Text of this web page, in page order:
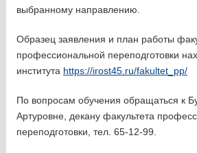
выбранному направлению.
Образец заявления и план работы
профессиональной переподготовки
института https://irost45.ru/fakultet_pp/
По вопросам обучения обращаться к
Артуровне, декану факультета
переподготовки, тел. 65-12-99.